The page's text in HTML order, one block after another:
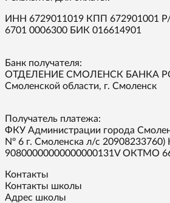
ИНН 6729011019 КПП 672901001 Р/
6701 0006300 БИК 016614901
Банк получателя:
ОТДЕЛЕНИЕ СМОЛЕНСК БАНКА
Смоленской области, г. Смоленск
Получатель платежа:
ФКУ Администрации города
Nº 6 г. Смоленска л/с 20908233760)
90800000000000000131V ОКТМО
Контакты
Контакты школы
Адрес школы